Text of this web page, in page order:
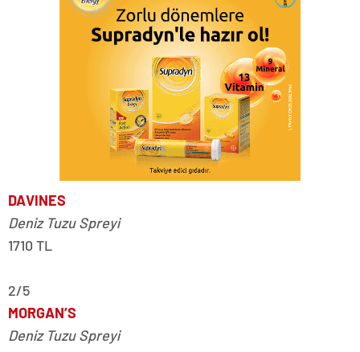
DAVINES
Deniz Tuzu Spreyi
1710 TL
2/5
MORGAN’S
Deniz Tuzu Spreyi